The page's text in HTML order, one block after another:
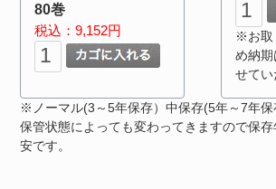
80巻
税込：9,152円
※お取
め納期
せてい
※ノーマル(3～5年保存）中保存(5年～7年保
保管状態によっても変わってきますので保存
安です。